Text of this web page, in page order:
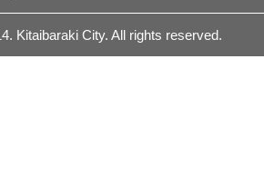
Kitaibaraki City. All rights reserved.